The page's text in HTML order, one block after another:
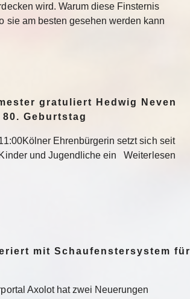
wird. Warum diese Finsternis
sie am besten gesehen werden kann
gratuliert Hedwig Neven
80. Geburtstag
Ehrenbürgerin setzt sich seit
und Jugendliche ein Weiterlesen
mit Schaufenstersystem für
Axolot hat zwei Neuerungen